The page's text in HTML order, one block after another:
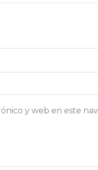
y web en este